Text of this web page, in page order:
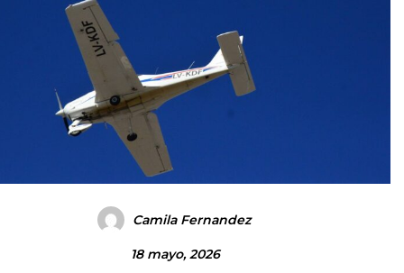
Camila Fernandez
18 mayo, 2026